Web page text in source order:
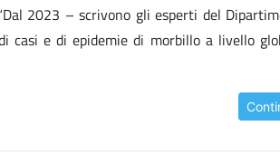
2023 – scrivono gli esperti del
e di epidemie di morbillo a livello